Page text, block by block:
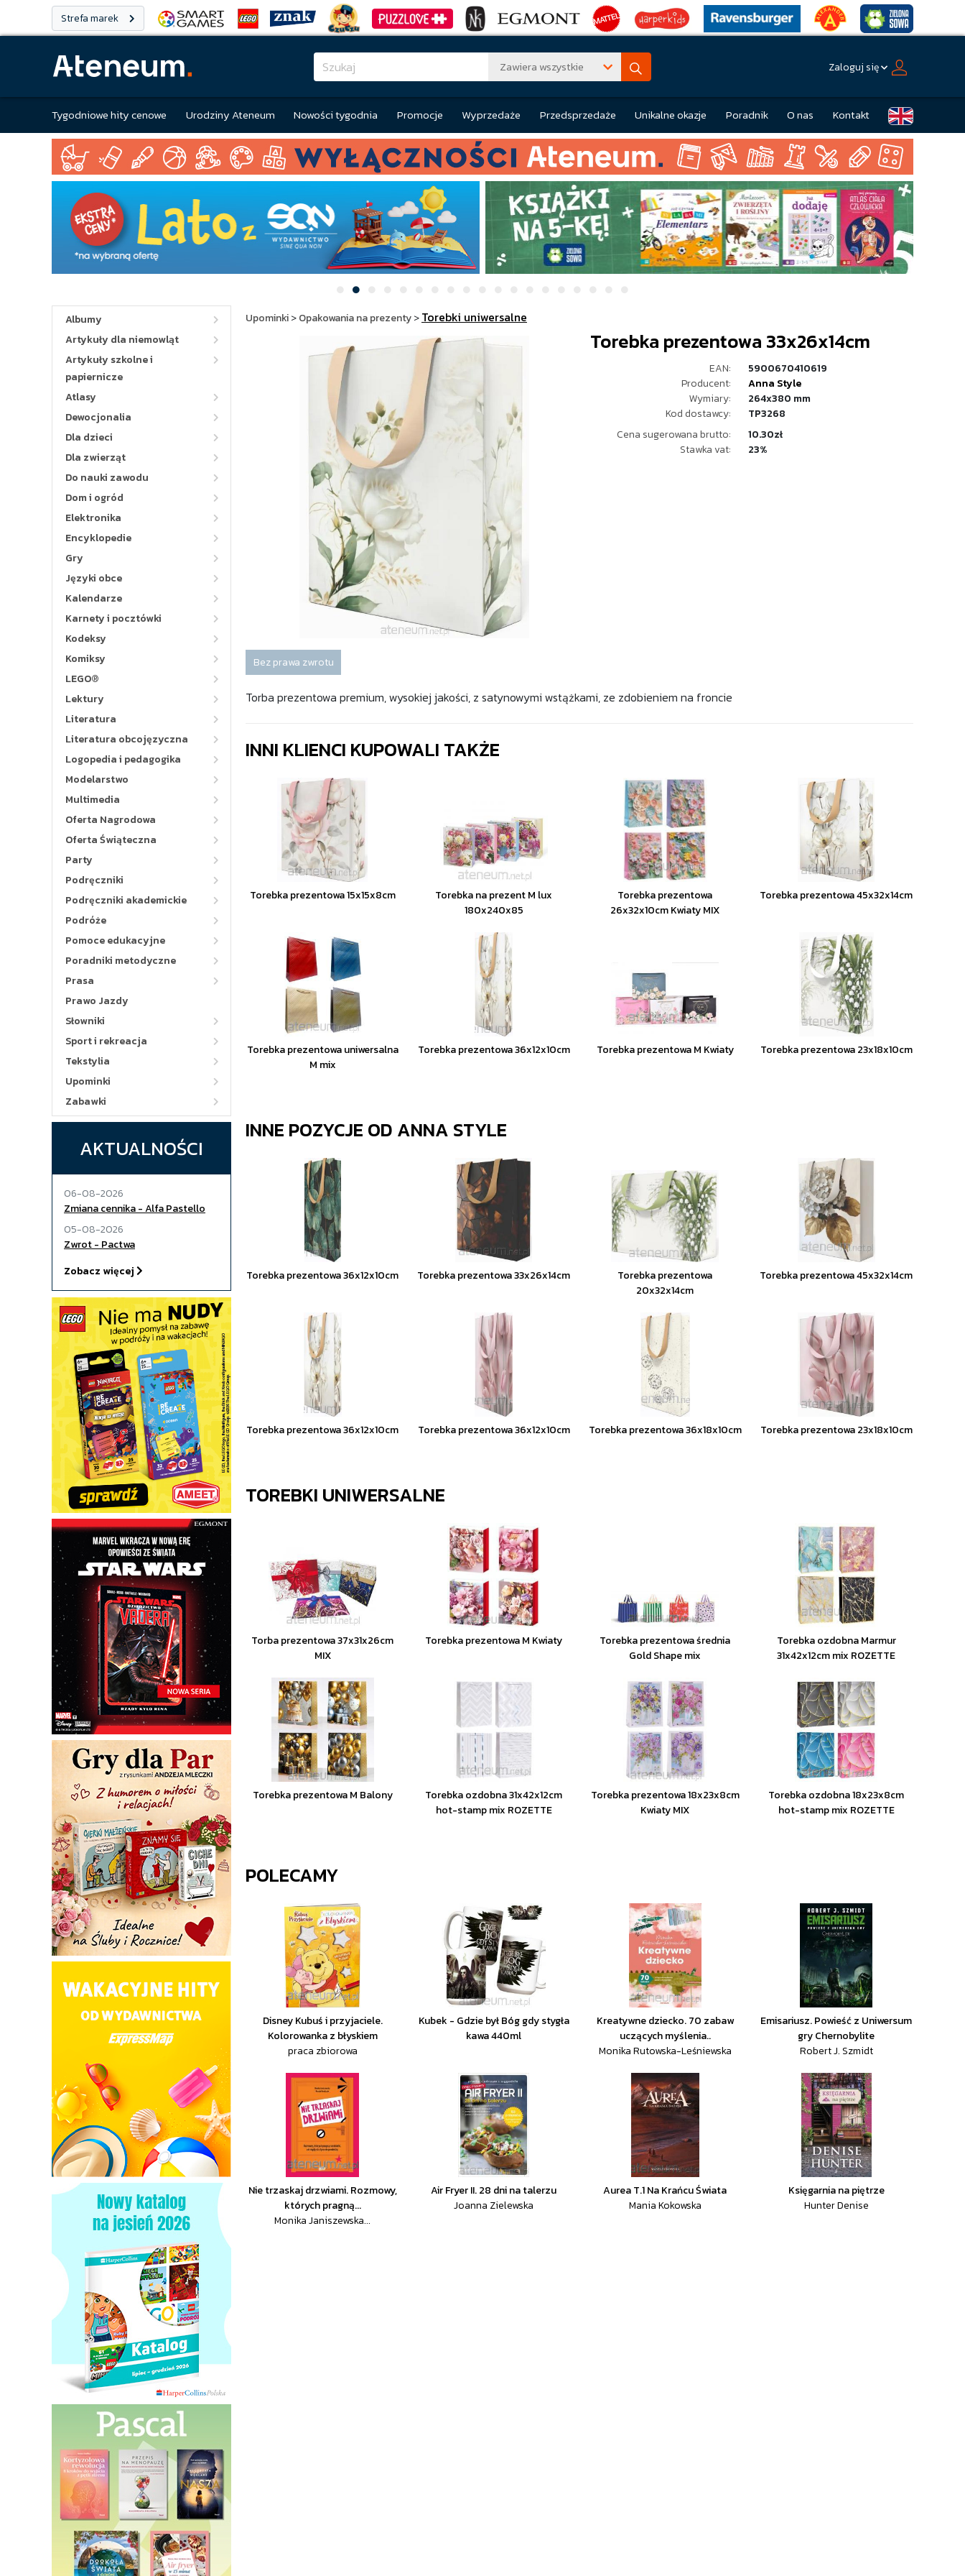
Strefa marek
Zawiera wszystkie Zaloguj się
Tygodniowe hity cenowe Urodziny Ateneum Nowości tygodnia Promocje Wyprzedaże Przedsprzedaże Unikalne okazje Poradnik O nas Kontakt
Albumy
Artykuły dla niemowląt
Artykuły szkolne i
papiernicze
Atlasy
Dewocjonalia
Dla dzieci
Dla zwierząt
Do nauki zawodu
Dom i ogród
Elektronika
Encyklopedie
Gry
Języki obce
Kalendarze
Karnety i pocztówki
Kodeksy
Komiksy
LEGO®
Lektury
Literatura
Literatura obcojęzyczna
Logopedia i pedagogika
Modelarstwo
Multimedia
Oferta Nagrodowa
Oferta Świąteczna
Party
Podręczniki
Podręczniki akademickie
Podróże
Pomoce edukacyjne
Poradniki metodyczne
Prasa
Prawo Jazdy
Słowniki
Sport i rekreacja
Tekstylia
Upominki
Zabawki
AKTUALNOŚCI
06-08-2026
Zmiana cennika - Alfa Pastello
05-08-2026
Zwrot - Pactwa
Zobacz więcej
Upominki>Opakowania na prezenty>Torebki uniwersalne
Torebka prezentowa 33x26x14cm
EAN:
5900670410619
Producent:
Anna Style
Wymiary:
264x380 mm
Kod dostawcy:
TP3268
Cena sugerowana brutto:
10.30zł
Stawka vat:
23%
Bez prawa zwrotu
Torba prezentowa premium, wysokiej jakości, z satynowymi wstążkami, ze zdobieniem na froncie
INNI KLIENCI KUPOWALI TAKŻE
Torebka prezentowa 15x15x8cm
Torebka na prezent M lux
180x240x85
Torebka prezentowa
26x32x10cm Kwiaty MIX
Torebka prezentowa 45x32x14cm
Torebka prezentowa uniwersalna
M mix
Torebka prezentowa 36x12x10cm Torebka prezentowa M Kwiaty Torebka prezentowa 23x18x10cm
INNE POZYCJE OD ANNA STYLE
Torebka prezentowa 36x12x10cm Torebka prezentowa 33x26x14cm
Torebka prezentowa
20x32x14cm
Torebka prezentowa 45x32x14cm
Torebka prezentowa 36x12x10cm Torebka prezentowa 36x12x10cm Torebka prezentowa 36x18x10cm Torebka prezentowa 23x18x10cm
TOREBKI UNIWERSALNE
Torba prezentowa 37x31x26cm
MIX
Torebka prezentowa M Kwiaty
Torebka prezentowa średnia
Gold Shape mix
Torebka ozdobna Marmur
31x42x12cm mix ROZETTE
Torebka prezentowa M Balony
Torebka ozdobna 31x42x12cm
hot-stamp mix ROZETTE
Torebka prezentowa 18x23x8cm
Kwiaty MIX
Torebka ozdobna 18x23x8cm
hot-stamp mix ROZETTE
POLECAMY
Disney Kubuś i przyjaciele.
Kolorowanka z błyskiem
praca zbiorowa
Kubek - Gdzie był Bóg gdy stygła
kawa 440ml
Kreatywne dziecko. 70 zabaw
uczących myślenia..
Monika Rutowska-Leśniewska
Emisariusz. Powieść z Uniwersum
gry Chernobylite
Robert J. Szmidt
Nie trzaskaj drzwiami. Rozmowy,
których pragną...
Monika Janiszewska...
Air Fryer II. 28 dni na talerzu
Joanna Zielewska
Aurea T.1 Na Krańcu Świata
Mania Kokowska
Księgarnia na piętrze
Hunter Denise